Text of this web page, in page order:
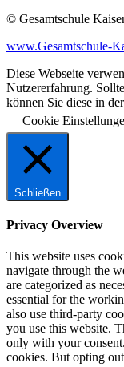
© Gesamtschule
www.Gesamtschule-
Diese Webseite
Nutzererfahrung.
können Sie diese in
Cookie
Schließen
Privacy Overview
This website uses
navigate through the
are categorized as
essential for the
also use third-party
you use this website.
only with your
cookies. But opting